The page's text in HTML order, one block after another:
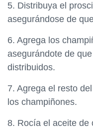
5. Distribuya el
asegurándose de
6. Agrega los
asegurándote de
distribuidos.
7. Agrega el resto
los champiñones.
8. Rocía el aceite de